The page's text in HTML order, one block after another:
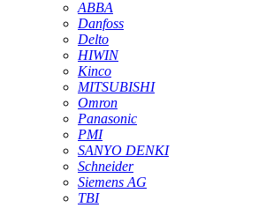
ABBA
Danfoss
Delto
HIWIN
Kinco
MITSUBISHI
Omron
Panasonic
PMI
SANYO DENKI
Schneider
Siemens AG
TBI